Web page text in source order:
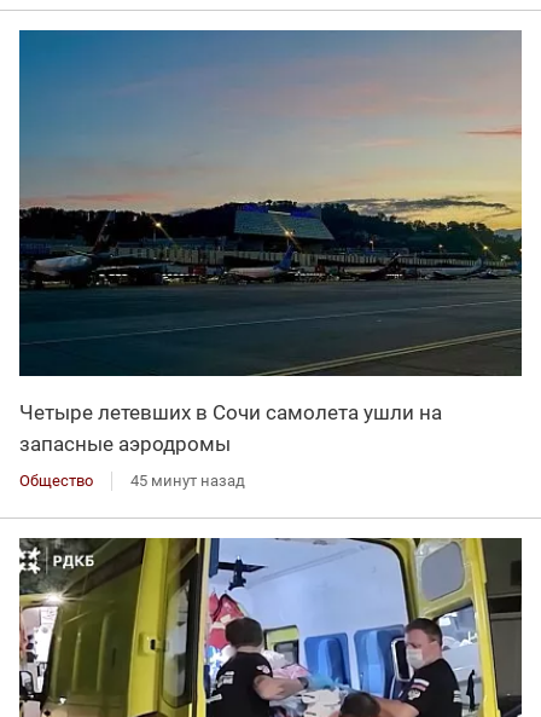
Четыре летевших в Сочи самолета ушли на
запасные аэродромы
Общество 45 минут назад